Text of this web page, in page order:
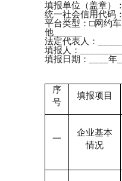
填报单位（盖章）：
统一社会信用代码：
平台类型： □网约车
他
法定代表人：
填报人：
填报日期：
年
序
号
填报项目
一
企业基本
情况